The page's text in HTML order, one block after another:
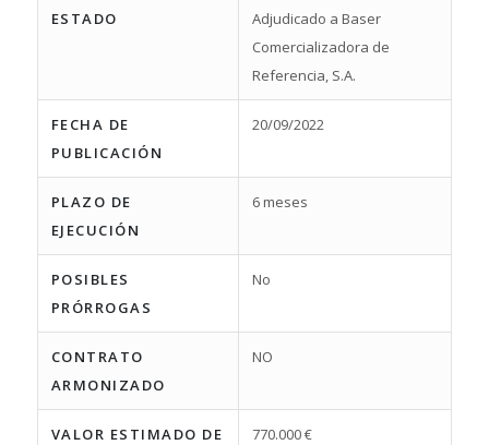
ESTADO
Adjudicado a Baser
Comercializadora de
Referencia, S.A.
FECHA DE
PUBLICACIÓN
20/09/2022
PLAZO DE
EJECUCIÓN
6 meses
POSIBLES
PRÓRROGAS
No
CONTRATO
ARMONIZADO
NO
VALOR ESTIMADO DE
770.000 €